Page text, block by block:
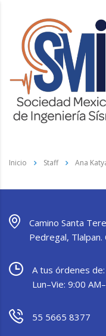
Inicio Staff Ana
Camino Santa
Pedregal, Tlalpan.
A tus órdenes de:
Lun–Vie: 9:00
55 5665 8377